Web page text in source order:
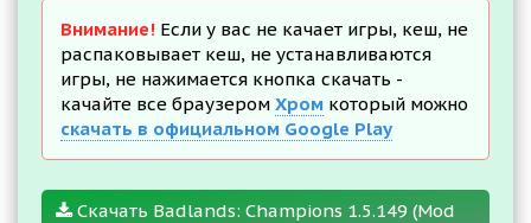
Внимание! Если у вас не качает игры, кеш, не
распаковывает кеш, не устанавливаются
игры, не нажимается кнопка скачать -
качайте все браузером Хром который можно
скачать в официальном Google Play
Скачать Badlands: Champions 1.5.149 (Mod